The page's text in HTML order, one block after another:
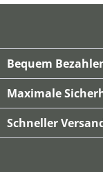
Bequem
Maximale
Schneller